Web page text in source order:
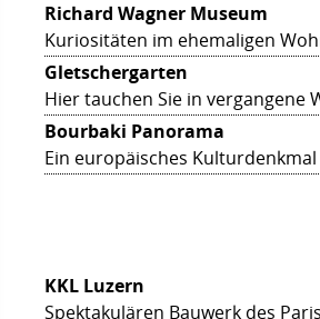
Richard Wagner Museum
Kuriositäten im ehemaligen
Gletschergarten
Hier tauchen Sie in vergangene
Bourbaki Panorama
Ein europäisches
KKL Luzern
Spektakulären Bauwerk des